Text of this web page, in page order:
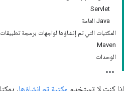
Servlet
Java العامة
المكتبات التي تم إنشاؤها لواجهات برمجة تطبيقات Google
Maven
الوحدات
إذا كنت لا تستخدِم مكتبة تم إنشاؤها